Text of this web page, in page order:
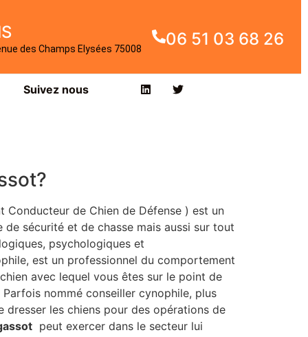
des Champs Elysées 75008 06 51 03 68 26
Suivez nous
Conducteur de Chien de Défense ) est un
sécurité et de chasse mais aussi sur tout
psychologiques et
est un professionnel du comportement
avec lequel vous êtes sur le point de
nommé conseiller cynophile, plus
les chiens pour des opérations de
peut exercer dans le secteur lui